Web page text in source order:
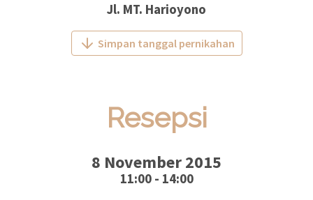
Jl. MT. Harioyono
Simpan tanggal pernikahan
Resepsi
8 November 2015
11:00 - 14:00